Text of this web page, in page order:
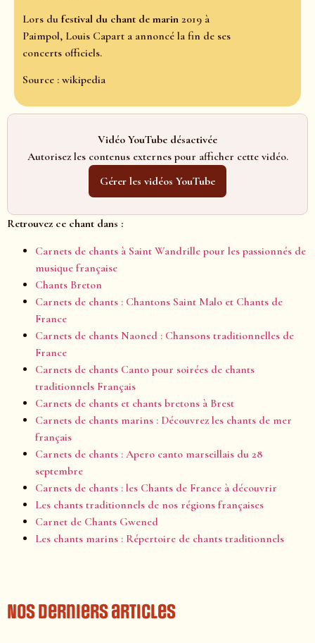
Lors du festival du chant de marin 2019 à
Paimpol, Louis Capart a annoncé la fin de ses
concerts officiels.
Source : wikipedia
Vidéo YouTube désactivée
Autorisez les contenus externes pour afficher cette vidéo.
Gérer les vidéos YouTube
Retrouvez ce chant dans :
Carnets de chants à Saint Wandrille pour les passionnés de
musique française
Chants Breton
Carnets de chants : Chantons Saint Malo et Chants de
France
Carnets de chants Naoned : Chansons traditionnelles de
France
Carnets de chants Canto pour soirées de chants
traditionnels Français
Carnets de chants et chants bretons à Brest
Carnets de chants marins : Découvrez les chants de mer
français
Carnets de chants : Apero canto marseillais du 28
septembre
Carnets de chants : les Chants de France à découvrir
Les chants traditionnels de nos régions françaises
Carnet de Chants Gwened
Les chants marins : Répertoire de chants traditionnels
Nos derniers articles